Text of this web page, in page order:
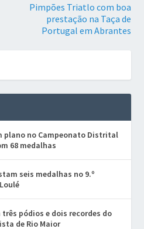
Pimpões Triatlo com boa
prestação na Taça de
Portugal em Abrantes
plano no Campeonato Distrital
68 medalhas
seis medalhas no 9.º
três pódios e dois recordes do
de Rio Maior